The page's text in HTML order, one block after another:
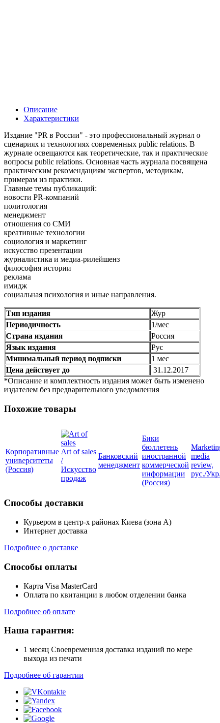
Описание
Характеристики
Издание "PR в России" - это профессиональный журнал о
сценариях и технологиях современных public relations. В
журнале освещаются как теоретические, так и практические
вопросы public relations. Основная часть журнала посвящена
практическим рекомендациям экспертов, методикам,
примерам из практики.
Главные темы публикаций:
новости PR-компаний
политология
менеджмент
отношения со СМИ
креативные технологии
социология и маркетинг
искусство презентации
журналистика и медиа-рилейшенз
философия истории
реклама
имидж
социальная психология и иные направления.
Тип издания
Жур
Периодичность
1/мес
Страна издания
Россия
Язык издания
Рус
Минимальный период подписки
1 мес
Цена действует до
31.12.2017
*Описание и комплектность издания может быть изменено
издателем без предварительного уведомления
Похожие товары
Корпоративные
университеты
(Россия)
Art of sales
/
Искусство
продаж
Банковский
менеджмент
Бики
бюллетень
иностранной
коммерческой
информации
(Россия)
media
review,
рус./
Способы доставки
Курьером в центр-х районах Киева (зона А)
Интернет доставка
Подробнее о доставке
Способы оплаты
Карта Visa MasterCard
Оплата по квитанции в любом отделении банка
Подробнее об оплате
Наша гарантия:
1 месяц Своевременная доставка изданий по мере
выхода из печати
Подробнее об гарантии